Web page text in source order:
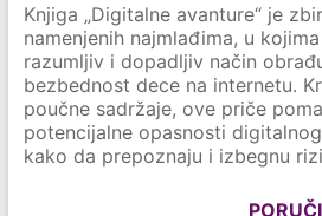
Knjiga „Digitalne avanture“ je
namenjenih najmlađima, u
razumljiv i dopadljiv način
bezbednost dece na internetu.
poučne sadržaje, ove priče
potencijalne opasnosti
kako da prepoznaju i izbegnu